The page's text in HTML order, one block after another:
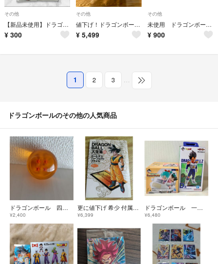
その他
【新品未使用】ドラゴンボール 一番くじ H賞 ラバーチャーム 魔人ブウ
¥ 300
その他
値下げ！ドラゴンボール ウエハースシール 8×2 16枚セット売り
¥ 5,499
その他
未使用 ドラゴンボール シール 孫悟空 チチ 2枚セット
¥ 900
1 2 3 …
ドラゴンボールのその他の人気商品
ドラゴンボール 四星球
¥2,400
更に値下げ 希少 付属カードなし 初版 鳥山明ワールド DRAGON BALL大全集 別巻カードダスパーフェクトファイルPART1
¥6,399
ドラゴンボール 一番くじ ベジータ ブルマ 悟空 箱のみ
¥6,480